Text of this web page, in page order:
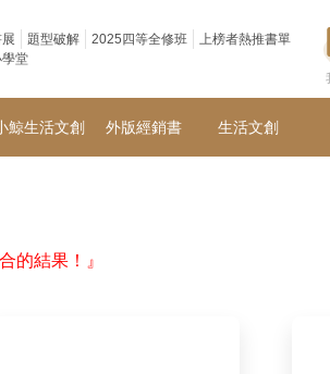
題型破解 2025四等全修班
上榜者熱推書單
堂
鯨生活文創 外版經銷書 生活文創
的結果！』